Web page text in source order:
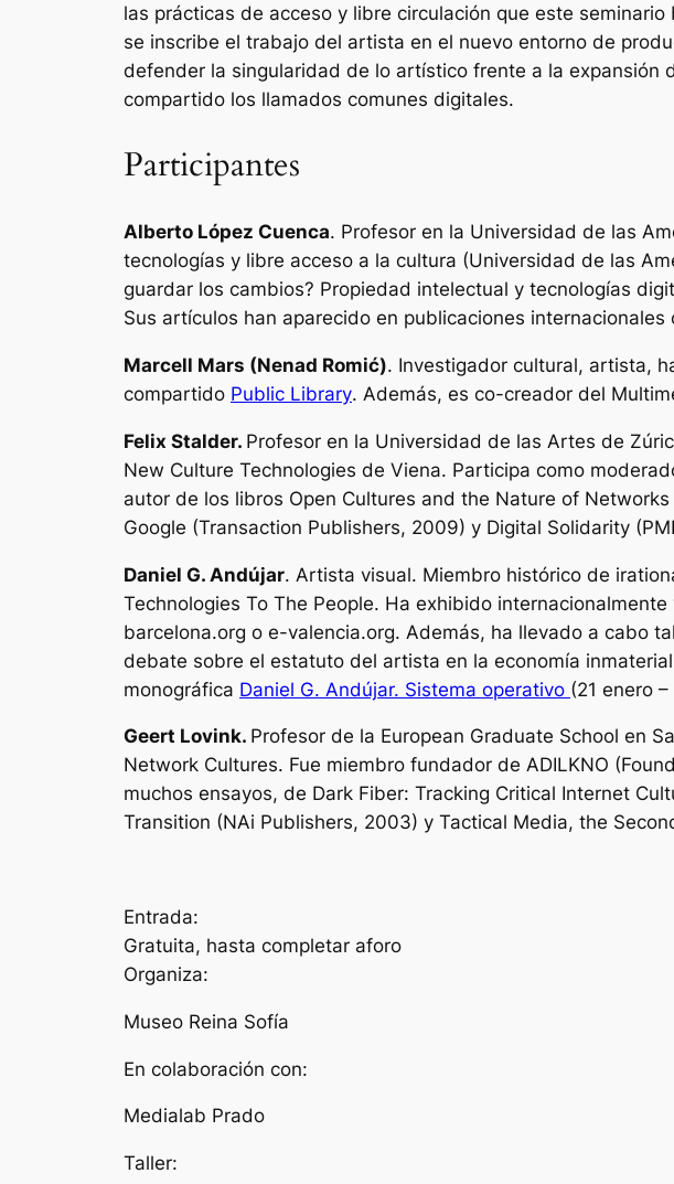
las prácticas de acceso y libre circulación que este
se inscribe el trabajo del artista en el nuevo entorno de
defender la singularidad de lo artístico frente a la expansión
compartido los llamados comunes digitales.
Participantes
Alberto López Cuenca. Profesor en la Universidad de las
tecnologías y libre acceso a la cultura (Universidad de las
guardar los cambios? Propiedad intelectual y tecnologías
Sus artículos han aparecido en publicaciones
Marcell Mars (Nenad Romić). Investigador cultural, artista,
compartido Public Library. Además, es co-creador del
Felix Stalder. Profesor en la Universidad de las Artes de
New Culture Technologies de Viena. Participa como
autor de los libros Open Cultures and the Nature of Networks
Google (Transaction Publishers, 2009) y Digital Solidarity
Daniel G. Andújar. Artista visual. Miembro histórico de
Technologies To The People. Ha exhibido
barcelona.org o e-valencia.org. Además, ha llevado a cabo
debate sobre el estatuto del artista en la economía
monográfica Daniel G. Andújar. Sistema operativo (21 enero
Geert Lovink. Profesor de la European Graduate School en
Network Cultures. Fue miembro fundador de ADILKNO
muchos ensayos, de Dark Fiber: Tracking Critical Internet
Transition (NAi Publishers, 2003) y Tactical Media, the
Entrada:
Gratuita, hasta completar aforo
Organiza:
Museo Reina Sofía
En colaboración con:
Medialab Prado
Taller: